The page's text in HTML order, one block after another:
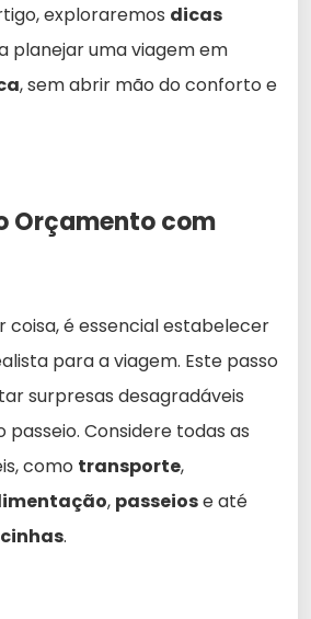
exploraremos dicas
planejar uma viagem em
, sem abrir mão do conforto e
Orçamento com
coisa, é essencial estabelecer
para a viagem. Este passo
surpresas desagradáveis
passeio. Considere todas as
como transporte,
, passeiose até
.